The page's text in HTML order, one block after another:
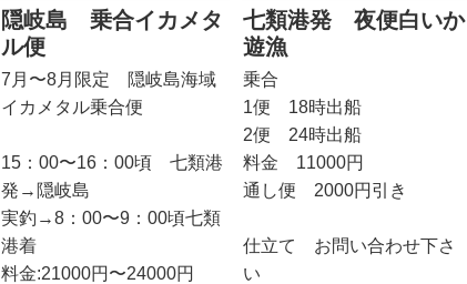
隠岐島 乗合イカメタ
ル便
7月〜8月限定 隠岐島海域
イカメタル乗合便
15：00〜16：00頃 七類港
発→隠岐島
実釣→8：00〜9：00頃七類
港着
料金:21000円〜24000円
七類港発 夜便白いか
遊漁
乗合
1便 18時出船
2便 24時出船
料金 11000円
通し便 2000円引き
仕立て お問い合わせ下さ
い